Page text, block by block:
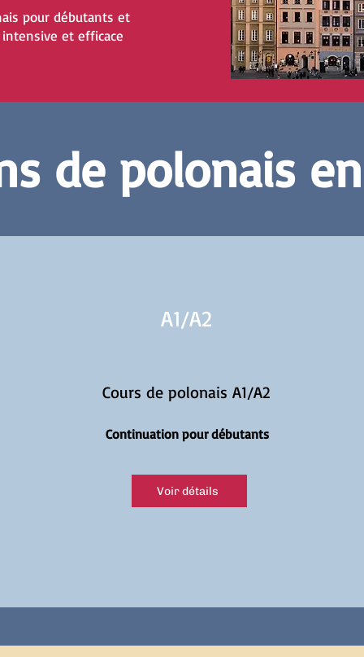
pour débutants et
et efficace
de polonais
A1/A2
Cours de polonais A1/A2
Continuation pour débutants
Voir détails